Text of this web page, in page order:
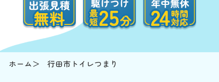
ホーム 行田市トイレつまり